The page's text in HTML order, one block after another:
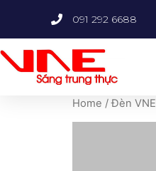
091 292 6688
Home /Đèn VNE